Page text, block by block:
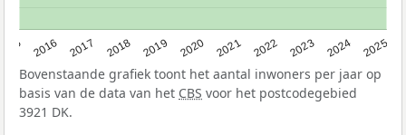
2016 2017 2018 2019 2020 2021 2022 2023 2024 2025
Bovenstaande grafiek toont het aantal inwoners per jaar op
basis van de data van het CBS voor het postcodegebied
3921 DK.